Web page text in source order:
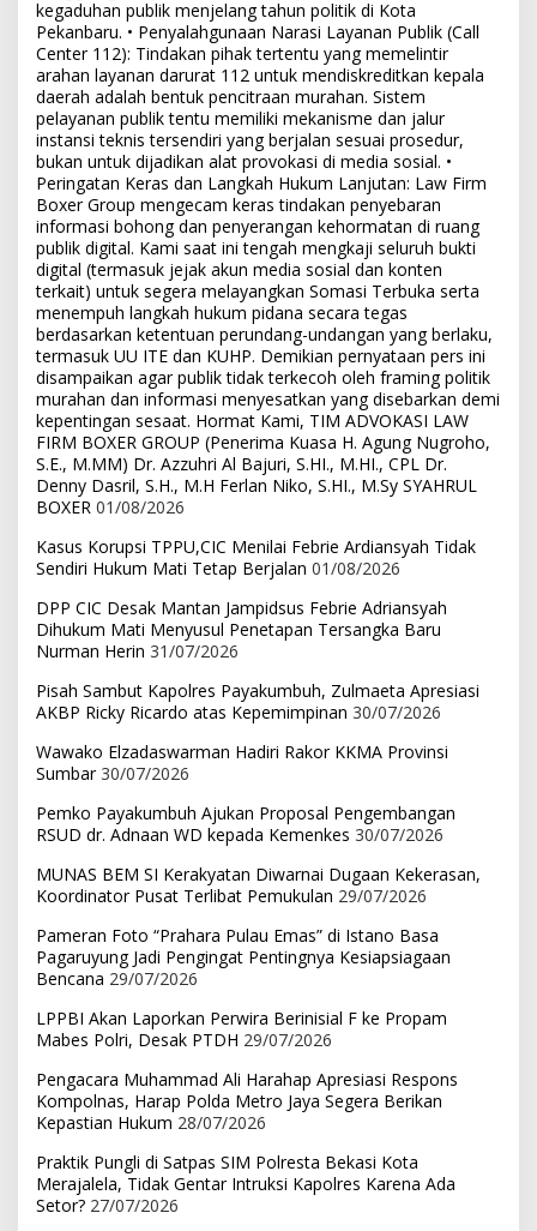
kegaduhan publik menjelang tahun politik di Kota
Pekanbaru. • Penyalahgunaan Narasi Layanan Publik (Call
Center 112): Tindakan pihak tertentu yang memelintir
arahan layanan darurat 112 untuk mendiskreditkan kepala
daerah adalah bentuk pencitraan murahan. Sistem
pelayanan publik tentu memiliki mekanisme dan jalur
instansi teknis tersendiri yang berjalan sesuai prosedur,
bukan untuk dijadikan alat provokasi di media sosial. •
Peringatan Keras dan Langkah Hukum Lanjutan: Law Firm
Boxer Group mengecam keras tindakan penyebaran
informasi bohong dan penyerangan kehormatan di ruang
publik digital. Kami saat ini tengah mengkaji seluruh bukti
digital (termasuk jejak akun media sosial dan konten
terkait) untuk segera melayangkan Somasi Terbuka serta
menempuh langkah hukum pidana secara tegas
berdasarkan ketentuan perundang-undangan yang berlaku,
termasuk UU ITE dan KUHP. Demikian pernyataan pers ini
disampaikan agar publik tidak terkecoh oleh framing politik
murahan dan informasi menyesatkan yang disebarkan demi
kepentingan sesaat. Hormat Kami, TIM ADVOKASI LAW
FIRM BOXER GROUP (Penerima Kuasa H. Agung Nugroho,
S.E., M.MM) Dr. Azzuhri Al Bajuri, S.HI., M.HI., CPL Dr.
Denny Dasril, S.H., M.H Ferlan Niko, S.HI., M.Sy SYAHRUL
BOXER 01/08/2026
Kasus Korupsi TPPU,CIC Menilai Febrie Ardiansyah Tidak
Sendiri Hukum Mati Tetap Berjalan 01/08/2026
DPP CIC Desak Mantan Jampidsus Febrie Adriansyah
Dihukum Mati Menyusul Penetapan Tersangka Baru
Nurman Herin 31/07/2026
Pisah Sambut Kapolres Payakumbuh, Zulmaeta Apresiasi
AKBP Ricky Ricardo atas Kepemimpinan 30/07/2026
Wawako Elzadaswarman Hadiri Rakor KKMA Provinsi
Sumbar 30/07/2026
Pemko Payakumbuh Ajukan Proposal Pengembangan
RSUD dr. Adnaan WD kepada Kemenkes 30/07/2026
MUNAS BEM SI Kerakyatan Diwarnai Dugaan Kekerasan,
Koordinator Pusat Terlibat Pemukulan 29/07/2026
Pameran Foto “Prahara Pulau Emas” di Istano Basa
Pagaruyung Jadi Pengingat Pentingnya Kesiapsiagaan
Bencana 29/07/2026
LPPBI Akan Laporkan Perwira Berinisial F ke Propam
Mabes Polri, Desak PTDH 29/07/2026
Pengacara Muhammad Ali Harahap Apresiasi Respons
Kompolnas, Harap Polda Metro Jaya Segera Berikan
Kepastian Hukum 28/07/2026
Praktik Pungli di Satpas SIM Polresta Bekasi Kota
Merajalela, Tidak Gentar Intruksi Kapolres Karena Ada
Setor? 27/07/2026